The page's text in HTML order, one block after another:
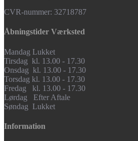
CVR-nummer: 32718787
Åbningstider Værksted
Mandag Lukket
Tirsdag kl. 13.00 - 17.30
Onsdag kl. 13.00 - 17.30
Torsdag kl. 13.00 - 17.30
Fredag kl. 13.00 - 17.30
Lørdag Efter Aftale
Søndag Lukket
Information